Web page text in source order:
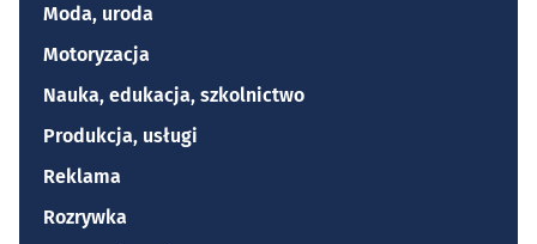
Moda, uroda
Motoryzacja
Nauka, edukacja, szkolnictwo
Produkcja, usługi
Reklama
Rozrywka